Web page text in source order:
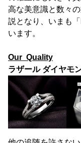
高な美意識と数々
説となり、いまも
います。
Our Quality
ラザール ダイヤモ